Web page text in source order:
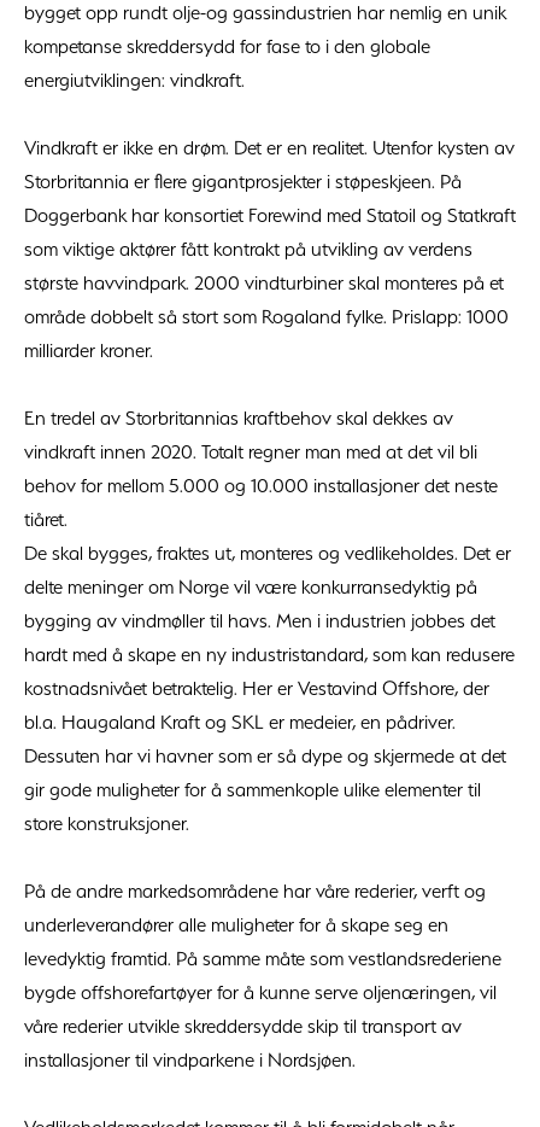
bygget opp rundt olje-og gassindustrien har nemlig en unik
kompetanse skreddersydd for fase to i den globale
energiutviklingen: vindkraft.
Vindkraft er ikke en drøm. Det er en realitet. Utenfor kysten av
Storbritannia er flere gigantprosjekter i støpeskjeen. På
Doggerbank har konsortiet Forewind med Statoil og Statkraft
som viktige aktører fått kontrakt på utvikling av verdens
største havvindpark. 2000 vindturbiner skal monteres på et
område dobbelt så stort som Rogaland fylke. Prislapp: 1000
milliarder kroner.
En tredel av Storbritannias kraftbehov skal dekkes av
vindkraft innen 2020. Totalt regner man med at det vil bli
behov for mellom 5.000 og 10.000 installasjoner det neste
tiåret.
De skal bygges, fraktes ut, monteres og vedlikeholdes. Det er
delte meninger om Norge vil være konkurransedyktig på
bygging av vindmøller til havs. Men i industrien jobbes det
hardt med å skape en ny industristandard, som kan redusere
kostnadsnivået betraktelig. Her er Vestavind Offshore, der
bl.a. Haugaland Kraft og SKL er medeier, en pådriver.
Dessuten har vi havner som er så dype og skjermede at det
gir gode muligheter for å sammenkople ulike elementer til
store konstruksjoner.
På de andre markedsområdene har våre rederier, verft og
underleverandører alle muligheter for å skape seg en
levedyktig framtid. På samme måte som vestlandsrederiene
bygde offshorefartøyer for å kunne serve oljenæringen, vil
våre rederier utvikle skreddersydde skip til transport av
installasjoner til vindparkene i Nordsjøen.